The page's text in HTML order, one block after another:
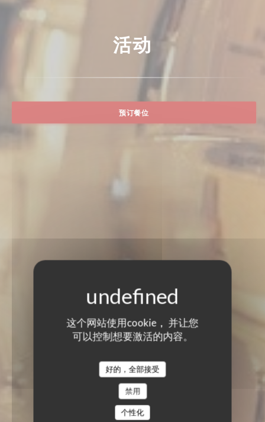
这个网站使用cookie， 并让您
可以控制想要激活的内容。
好的，全部接受
禁用
个性化
活动
预订餐位